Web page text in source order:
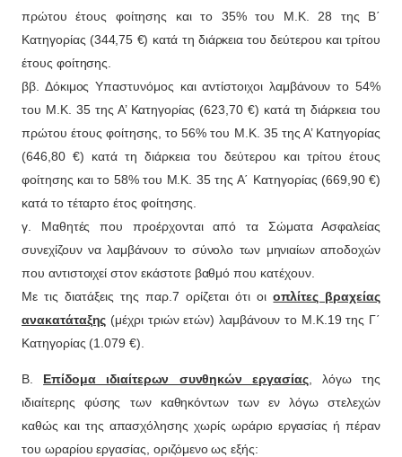
πρώτου έτους φοίτησης και το 35% του Μ.Κ. 28 της Β΄
Κατηγορίας (344,75 €) κατά τη διάρκεια του δεύτερου και τρίτου
έτους φοίτησης.
ββ. Δόκιμος Υπαστυνόμος και αντίστοιχοι λαμβάνουν το 54%
του Μ.Κ. 35 της Α’ Κατηγορίας (623,70 €) κατά τη διάρκεια του
πρώτου έτους φοίτησης, το 56% του Μ.Κ. 35 της Α’ Κατηγορίας
(646,80 €) κατά τη διάρκεια του δεύτερου και τρίτου έτους
φοίτησης και το 58% του Μ.Κ. 35 της Α΄ Κατηγορίας (669,90 €)
κατά το τέταρτο έτος φοίτησης.
γ. Μαθητές που προέρχονται από τα Σώματα Ασφαλείας
συνεχίζουν να λαμβάνουν το σύνολο των μηνιαίων αποδοχών
που αντιστοιχεί στον εκάστοτε βαθμό που κατέχουν.
Με τις διατάξεις της παρ.7 ορίζεται ότι οιοπλίτες βραχείας
ανακατάταξης (μέχρι τριών ετών) λαμβάνουν το Μ.Κ.19 της Γ΄
Κατηγορίας (1.079 €).
Β. Επίδομα ιδιαίτερων συνθηκών εργασίας , λόγω της
ιδιαίτερης φύσης των καθηκόντων των εν λόγω στελεχών
καθώς και της απασχόλησης χωρίς ωράριο εργασίας ή πέραν
του ωραρίου εργασίας, οριζόμενο ως εξής: